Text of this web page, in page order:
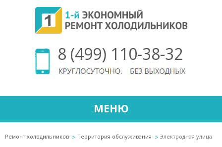
8 (499) 110-38-32
МЕНЮ
Ремонт холодильников Территория обслуживания Электродная улица